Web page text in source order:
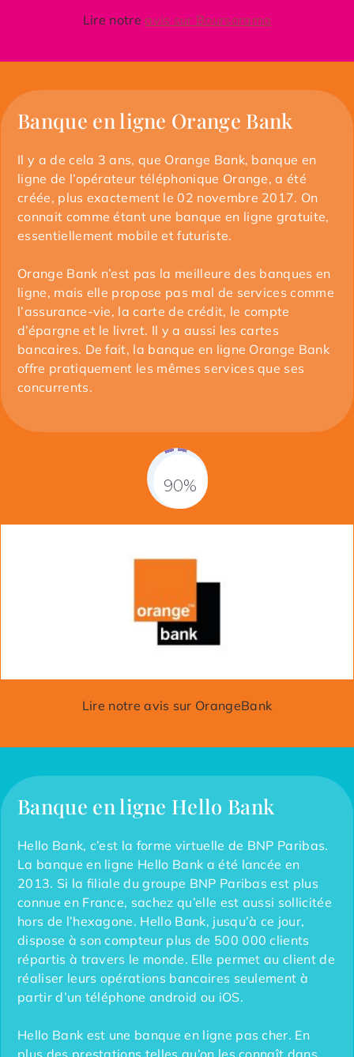
Lire notre avis sur Boursorama
Banque en ligne Orange Bank
Il y a de cela 3 ans, que Orange Bank, banque en
ligne de l’opérateur téléphonique Orange, a été
créée, plus exactement le 02 novembre 2017. On
connait comme étant une banque en ligne gratuite,
essentiellement mobile et futuriste.
Orange Bank n’est pas la meilleure des banques en
ligne, mais elle propose pas mal de services comme
l’assurance-vie, la carte de crédit, le compte
d’épargne et le livret. Il y a aussi les cartes
bancaires. De fait, la banque en ligne Orange Bank
offre pratiquement les mêmes services que ses
concurrents.
90%
Lire notre avis sur OrangeBank
Banque en ligne Hello Bank
Hello Bank, c’est la forme virtuelle de BNP Paribas.
La banque en ligne Hello Bank a été lancée en
2013. Si la filiale du groupe BNP Paribas est plus
connue en France, sachez qu’elle est aussi sollicitée
hors de l’hexagone. Hello Bank, jusqu’à ce jour,
dispose à son compteur plus de 500 000 clients
répartis à travers le monde. Elle permet au client de
réaliser leurs opérations bancaires seulement à
partir d’un téléphone android ou iOS.
Hello Bank est une banque en ligne pas cher. En
plus des prestations telles qu’on les connaît dans